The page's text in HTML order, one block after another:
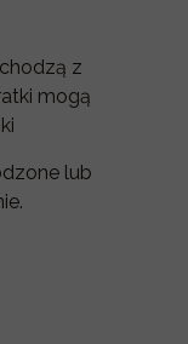
z
mogą
lub